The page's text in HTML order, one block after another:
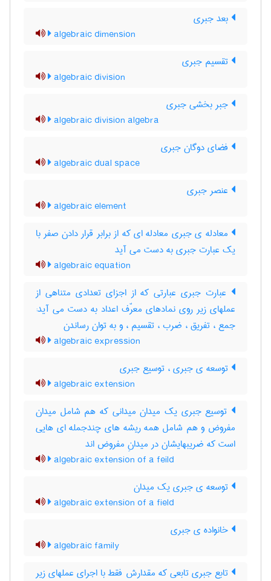
بعد جبری
algebraic dimension
تقسیم جبری
algebraic division
جبر بخشی جبری
algebraic division algebra
فضای دوگان جبری
algebraic dual space
عنصر جبری
algebraic element
معادله ی جبری معادله ای که از برابر قرار دادن صفر با
یک عبارت جبری به دست می آید
algebraic equation
عبارت جبری عبارتی که از اجزای تعدادی متناهی از
عملهای زیر روی نمادهای معرّف اعداد به دست می آید:
جمع ، تفریق ، ضرب ، تقسیم ، و به توان رساندن
algebraic expression
توسعه ی جبری ، توسیع جبری
algebraic extension
توسیع جبری یک میدان میدانی که هم شامل میدان
مفروض و هم شامل همه ریشه های چندجمله ای هایی
است که ضریبهایشان در میدانِ مفروض اند
algebraic extension of a feild
توسعه ی جبری یک میدان
algebraic extension of a field
خانواده ی جبری
algebraic family
تابع جبری تابعی که مقدارش فقط با اجرای عملهای زیر